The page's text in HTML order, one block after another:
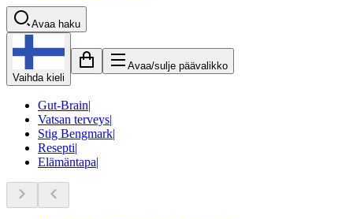
Avaa haku
Vaihda kieli
Avaa/sulje päävalikko
Gut-Brain|
Vatsan terveys|
Stig Bengmark|
Resepti|
Elämäntapa|